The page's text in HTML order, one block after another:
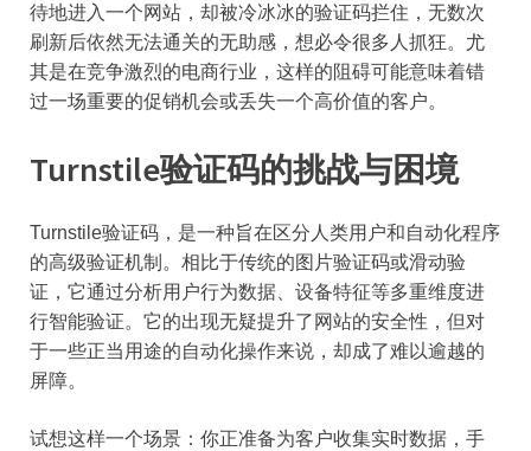
待地进入一个网站，却被冷冰冰的验证码拦住，无数次
刷新后依然无法通关的无助感，想必令很多人抓狂。尤
其是在竞争激烈的电商行业，这样的阻碍可能意味着错
过一场重要的促销机会或丢失一个高价值的客户。
Turnstile验证码的挑战与困境
Turnstile验证码，是一种旨在区分人类用户和自动化程序
的高级验证机制。相比于传统的图片验证码或滑动验
证，它通过分析用户行为数据、设备特征等多重维度进
行智能验证。它的出现无疑提升了网站的安全性，但对
于一些正当用途的自动化操作来说，却成了难以逾越的
屏障。
试想这样一个场景：你正准备为客户收集实时数据，手